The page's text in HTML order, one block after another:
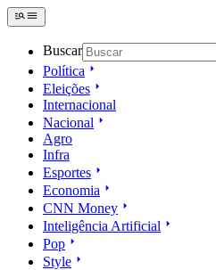
Buscar
Política
Eleições
Internacional
Nacional
Agro
Infra
Esportes
Economia
CNN Money
Inteligência Artificial
Pop
Style